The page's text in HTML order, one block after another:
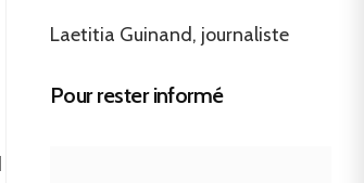
Laetitia Guinand, journaliste
Pour rester informé